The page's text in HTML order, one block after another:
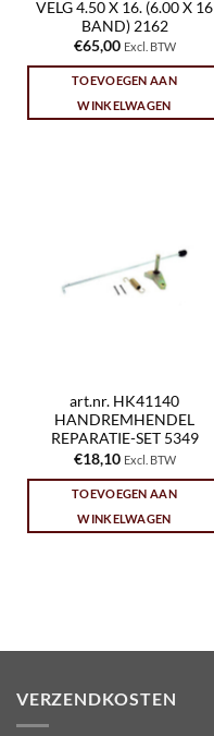
VELG 4.50 X 16. (6.00 X 16
BAND) 2162
€65,00 Excl. BTW
TOEVOEGEN AAN
WINKELWAGEN
art.nr. HK41140
HANDREMHENDEL
REPARATIE-SET 5349
€18,10 Excl. BTW
TOEVOEGEN AAN
WINKELWAGEN
VERZENDKOSTEN